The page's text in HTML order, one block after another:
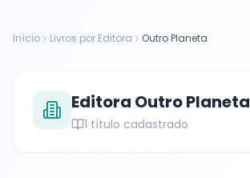
Início Livros por Editora Outro Planeta
Editora Outro Planeta
1 título cadastrado